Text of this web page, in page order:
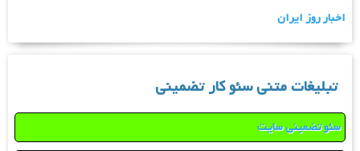
اخبار روز ایران
تبلیغات متنی سئو کار تضمینی
سئو تضمینی سایت